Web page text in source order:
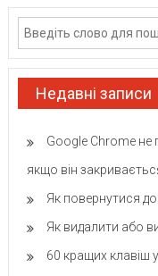
Недавні записи
Google Chrome не
якщо він
Як повернутися до
Як видалити або
60 кращих клавіш